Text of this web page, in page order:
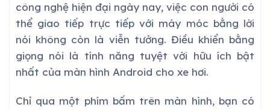
công nghệ hiện đại ngày nay, việc con người có
thể giao tiếp trực tiếp với máy móc bằng lời
nói không còn là viễn tưởng. Điều khiển bằng
giọng nói là tính năng tuyệt vời hữu ích bật
nhất của màn hình Android cho xe hơi.
Chỉ qua một phím bấm trên màn hình, bạn có